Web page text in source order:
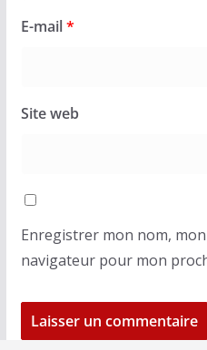
E-mail*
Site web
Enregistrer mon nom,
navigateur pour mon